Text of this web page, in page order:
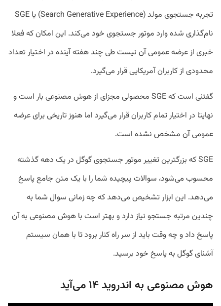
تجربه جستجوی مولد (Search Generative Experience) یا SGE
نام‌گذاری شده وارد موتور جستجوی خود می‌کند. این امکان که فعلا
خبری از عرضه عمومی آن نیست طی چند هفته آینده در اختیار تعداد
محدودی از کاربران آمریکایی قرار می‌گیرد.
گفتنی است که SGE محصولی مجزای از هوش مصنوعی بار است و
نهایتا در اختیار تمام کاربران قرار می‌گیرد اما هنوز تاریخی برای عرضه
عمومی آن مشخص نشده است.
SGE که بزرگترین تغییر موتور جستجوی گوگل در یک دهه گذشته
محسوب می‌شود، سوالات پیچیده شما را با یک متن جامع پاسخ
می‌دهد. این ابزار تشخیص می‌دهد که چه زمانی سوال شما به
چندین مرتبه جستجو نیاز دارد و بهتر است با هوش مصنوعی به آن
پاسخ داد و چه وقت باید از سر راه کنار برود تا با همان سیستم
آشنای گوگل به پاسخ خود برسید.
هوش مصنوعی به اندروید ۱۴ می‌آید